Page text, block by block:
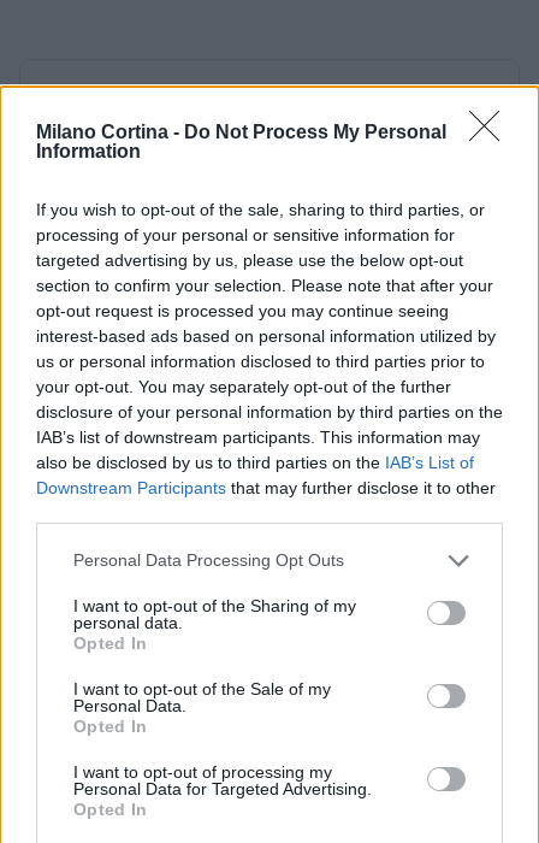
Milano Cortina - Do Not Process My Personal
Information
If you wish to opt-out of the sale, sharing to third parties, or
processing of your personal or sensitive information for
targeted advertising by us, please use the below opt-out
section to confirm your selection. Please note that after your
opt-out request is processed you may continue seeing
interest-based ads based on personal information utilized by
us or personal information disclosed to third parties prior to
your opt-out. You may separately opt-out of the further
disclosure of your personal information by third parties on the
IAB’s list of downstream participants. This information may
also be disclosed by us to third parties on the IAB’s List of
Downstream Participants that may further disclose it to other
Please note that this website/app uses one or more Google
not limited to your visit or usage behaviour. You may click to
grant or deny consent to Google and its third-party tags to
use your data for below specified purposes in below Google
consent section.
Personal Data Processing Opt Outs
I want to opt-out of the Sharing of my
personal data.
Opted In
I want to opt-out of the Sale of my
Personal Data.
Opted In
I want to opt-out of processing my
Personal Data for Targeted Advertising.
Opted In
AUTORE
Ilaria Galli
Ilaria Galli ha firmato il desk che ha svelato un
atti al Municipio, sostenendo la linea editoriale
di rigore documentale. Editor di redazione, ha
un tratto unico: colleziona verbali storici del
Porto Vecchio.